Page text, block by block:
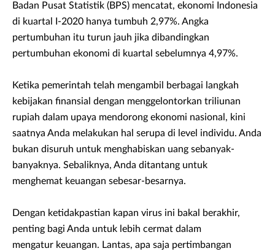
Badan Pusat Statistik (BPS) mencatat, ekonomi Indonesia
di kuartal I-2020 hanya tumbuh 2,97%. Angka
pertumbuhan itu turun jauh jika dibandingkan
pertumbuhan ekonomi di kuartal sebelumnya 4,97%.
Ketika pemerintah telah mengambil berbagai langkah
kebijakan finansial dengan menggelontorkan triliunan
rupiah dalam upaya mendorong ekonomi nasional, kini
saatnya Anda melakukan hal serupa di level individu. Anda
bukan disuruh untuk menghabiskan uang sebanyak-
banyaknya. Sebaliknya, Anda ditantang untuk
menghemat keuangan sebesar-besarnya.
Dengan ketidakpastian kapan virus ini bakal berakhir,
penting bagi Anda untuk lebih cermat dalam
mengatur keuangan. Lantas, apa saja pertimbangan